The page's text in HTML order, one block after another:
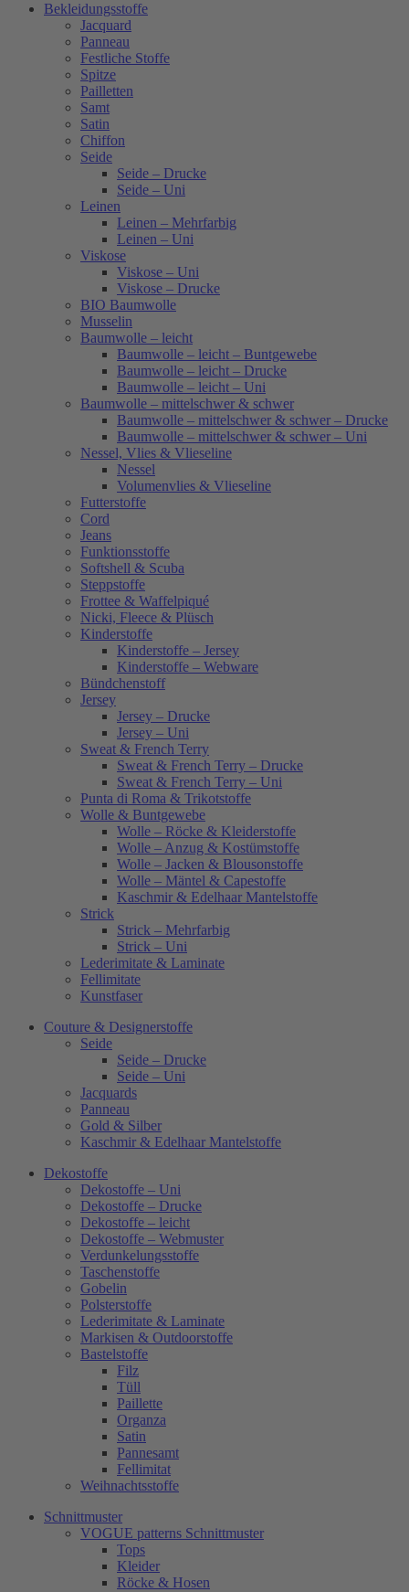
Bekleidungsstoffe
Jacquard
Panneau
Festliche Stoffe
Spitze
Pailletten
Samt
Satin
Chiffon
Seide
Seide – Drucke
Seide – Uni
Leinen
Leinen – Mehrfarbig
Leinen – Uni
Viskose
Viskose – Uni
Viskose – Drucke
BIO Baumwolle
Musselin
Baumwolle – leicht
Baumwolle – leicht – Buntgewebe
Baumwolle – leicht – Drucke
Baumwolle – leicht – Uni
Baumwolle – mittelschwer & schwer
Baumwolle – mittelschwer & schwer – Drucke
Baumwolle – mittelschwer & schwer – Uni
Nessel, Vlies & Vlieseline
Nessel
Volumenvlies & Vlieseline
Futterstoffe
Cord
Jeans
Funktionsstoffe
Softshell & Scuba
Steppstoffe
Frottee & Waffelpiqué
Nicki, Fleece & Plüsch
Kinderstoffe
Kinderstoffe – Jersey
Kinderstoffe – Webware
Bündchenstoff
Jersey
Jersey – Drucke
Jersey – Uni
Sweat & French Terry
Sweat & French Terry – Drucke
Sweat & French Terry – Uni
Punta di Roma & Trikotstoffe
Wolle & Buntgewebe
Wolle – Röcke & Kleiderstoffe
Wolle – Anzug & Kostümstoffe
Wolle – Jacken & Blousonstoffe
Wolle – Mäntel & Capestoffe
Kaschmir & Edelhaar Mantelstoffe
Strick
Strick – Mehrfarbig
Strick – Uni
Lederimitate & Laminate
Fellimitate
Kunstfaser
Couture & Designerstoffe
Seide
Seide – Drucke
Seide – Uni
Jacquards
Panneau
Gold & Silber
Kaschmir & Edelhaar Mantelstoffe
Dekostoffe
Dekostoffe – Uni
Dekostoffe – Drucke
Dekostoffe – leicht
Dekostoffe – Webmuster
Verdunkelungsstoffe
Taschenstoffe
Gobelin
Polsterstoffe
Lederimitate & Laminate
Markisen & Outdoorstoffe
Bastelstoffe
Filz
Tüll
Paillette
Organza
Satin
Pannesamt
Fellimitat
Weihnachtsstoffe
Schnittmuster
VOGUE patterns Schnittmuster
Tops
Kleider
Röcke & Hosen